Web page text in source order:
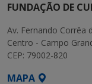
FUNDAÇÃO DE
Av. Fernando Corrêa
Centro - Campo
CEP: 79002-820
MAPA